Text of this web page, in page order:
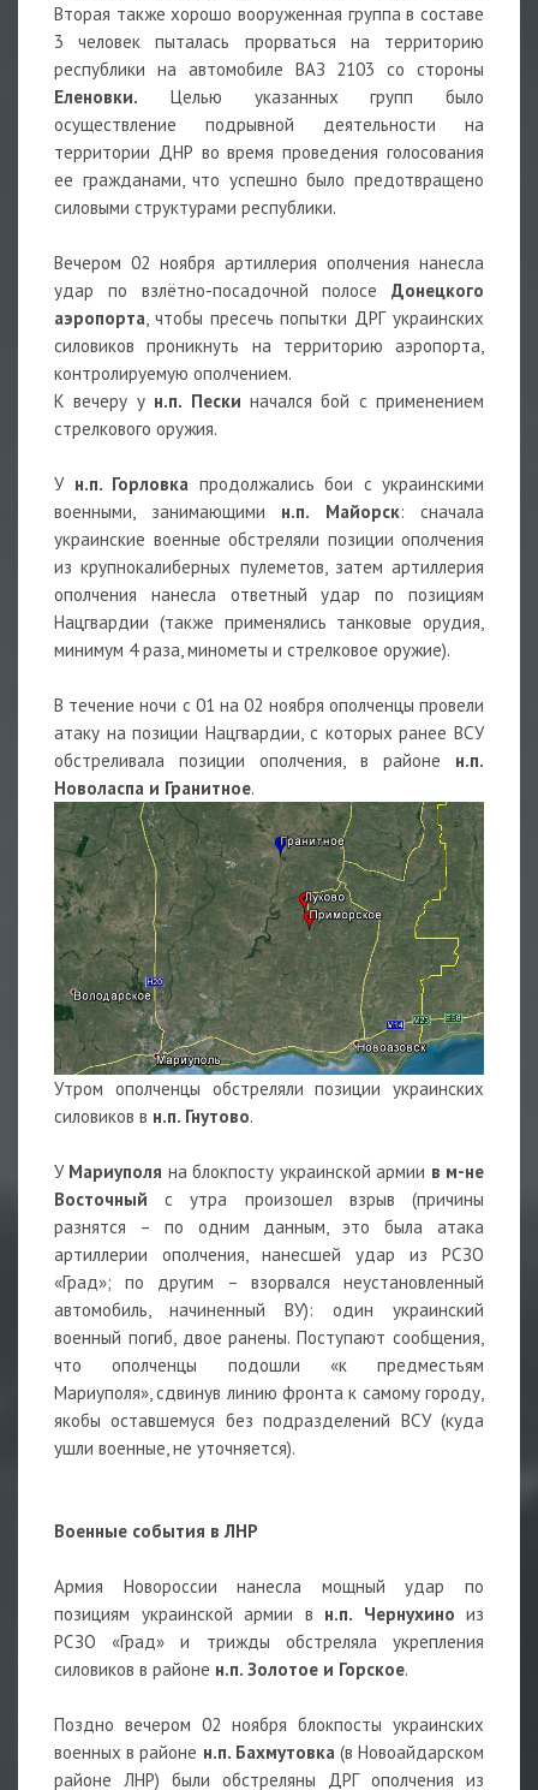
Вторая также хорошо вооруженная группа в составе
3 человек пыталась прорваться на территорию
республики на автомобиле ВАЗ 2103 со стороны
Еленовки. Целью указанных групп было
осуществление подрывной деятельности на
территории ДНР во время проведения голосования
ее гражданами, что успешно было предотвращено
силовыми структурами республики.
Вечером 02 ноября артиллерия ополчения нанесла
удар по взлётно-посадочной полосе Донецкого
аэропорта, чтобы пресечь попытки ДРГ украинских
силовиков проникнуть на территорию аэропорта,
контролируемую ополчением.
К вечеру у н.п. Пески начался бой с применением
стрелкового оружия.
У н.п. Горловка продолжались бои с украинскими
военными, занимающими н.п. Майорск: сначала
украинские военные обстреляли позиции ополчения
из крупнокалиберных пулеметов, затем артиллерия
ополчения нанесла ответный удар по позициям
Нацгвардии (также применялись танковые орудия,
минимум 4 раза, минометы и стрелковое оружие).
В течение ночи с 01 на 02 ноября ополченцы провели
атаку на позиции Нацгвардии, с которых ранее ВСУ
обстреливала позиции ополчения, в районе н.п.
Новоласпа и Гранитное.
Утром ополченцы обстреляли позиции украинских
силовиков в н.п. Гнутово.
У Мариуполя на блокпосту украинской армии в м-не
Восточный с утра произошел взрыв (причины
разнятся – по одним данным, это была атака
артиллерии ополчения, нанесшей удар из РСЗО
«Град»; по другим – взорвался неустановленный
автомобиль, начиненный ВУ): один украинский
военный погиб, двое ранены. Поступают сообщения,
что ополченцы подошли «к предместьям
Мариуполя», сдвинув линию фронта к самому городу,
якобы оставшемуся без подразделений ВСУ (куда
ушли военные, не уточняется).
Военные события в ЛНР
Армия Новороссии нанесла мощный удар по
позициям украинской армии в н.п. Чернухино из
РСЗО «Град» и трижды обстреляла укрепления
силовиков в районе н.п. Золотое и Горское.
Поздно вечером 02 ноября блокпосты украинских
военных в районе н.п. Бахмутовка(в Новоайдарском
районе ЛНР) были обстреляны ДРГ ополчения из